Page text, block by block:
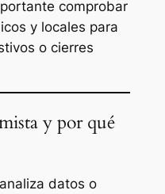
comprobar
y locales para
o cierres
y por qué
datos o